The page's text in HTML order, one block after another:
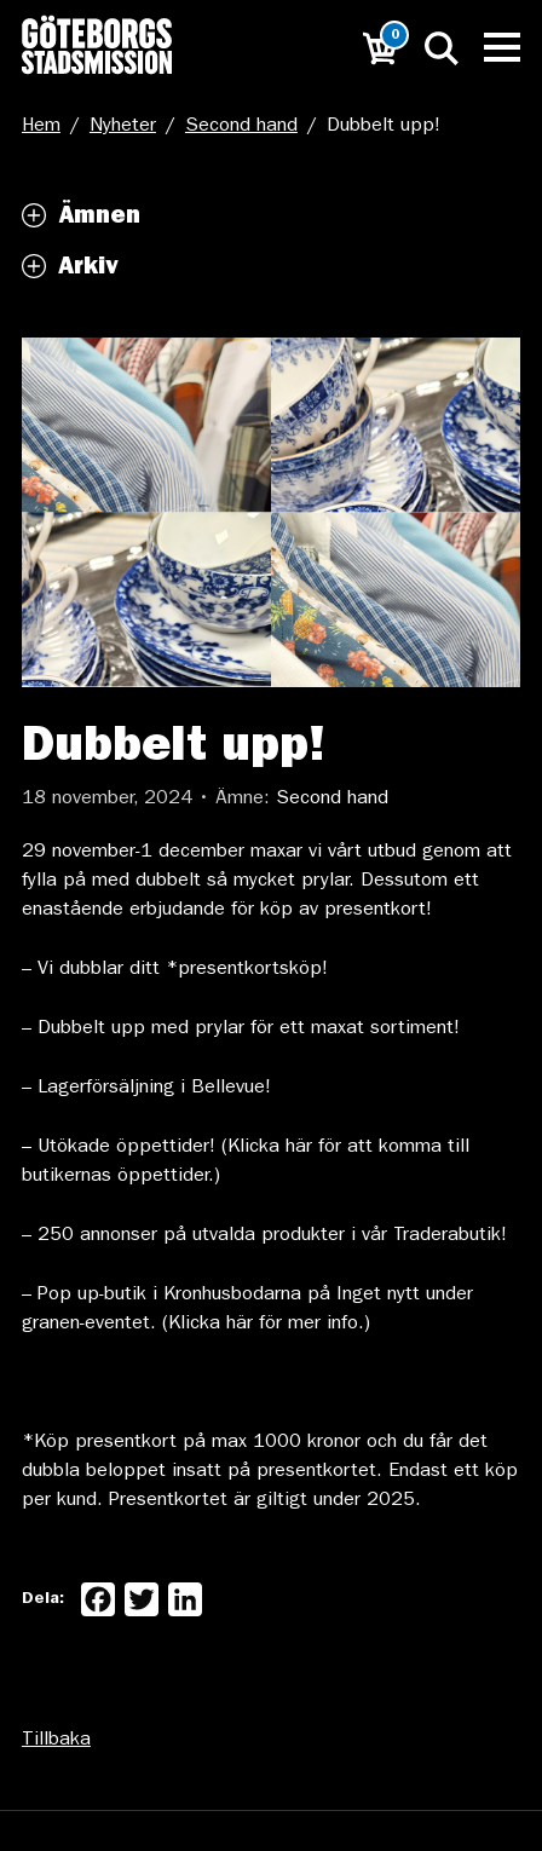
0
Hem / Nyheter / Second hand / Dubbelt upp!
Ämnen
Arkiv
Dubbelt upp!
18 november, 2024 • Ämne: Second hand
29 november-1 december maxar vi vårt utbud genom att
fylla på med dubbelt så mycket prylar. Dessutom ett
enastående erbjudande för köp av presentkort!
– Vi dubblar ditt *presentkortsköp!
– Dubbelt upp med prylar för ett maxat sortiment!
– Lagerförsäljning i Bellevue!
– Utökade öppettider! (Klicka här för att komma till
butikernas öppettider.)
– 250 annonser på utvalda produkter i vår Traderabutik!
– Pop up-butik i Kronhusbodarna på Inget nytt under
granen-eventet. (Klicka här för mer info.)
*Köp presentkort på max 1000 kronor och du får det
dubbla beloppet insatt på presentkortet. Endast ett köp
per kund. Presentkortet är giltigt under 2025.
Dela: Facebook
Twitter
Tillbaka